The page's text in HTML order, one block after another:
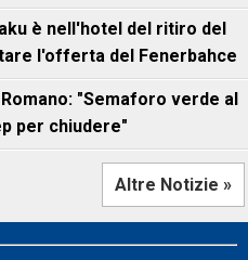
è nell'hotel del ritiro del
l'offerta del Fenerbahce
"Semaforo verde al
per chiudere"
Altre Notizie »